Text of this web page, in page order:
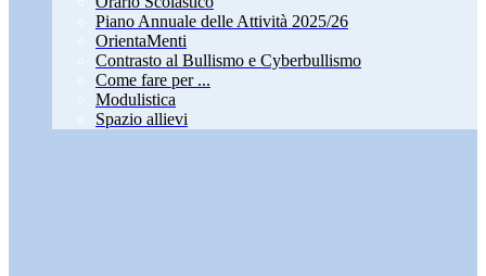
Piano Annuale delle Attività 2025/26
OrientaMenti
Contrasto al Bullismo e Cyberbullismo
Come fare per ...
Modulistica
Spazio allievi